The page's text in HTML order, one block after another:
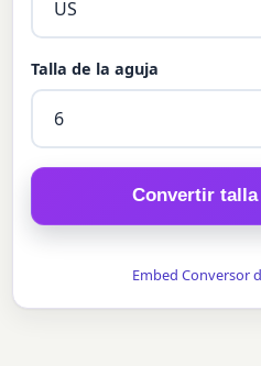
Talla de la aguja
Convertir
Embed Conversor